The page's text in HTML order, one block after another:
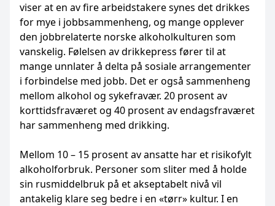
viser at en av fire arbeidstakere synes det drikkes
for mye i jobbsammenheng, og mange opplever
den jobbrelaterte norske alkoholkulturen som
vanskelig. Følelsen av drikkepress fører til at
mange unnlater å delta på sosiale arrangementer
i forbindelse med jobb. Det er også sammenheng
mellom alkohol og sykefravær. 20 prosent av
korttidsfraværet og 40 prosent av endagsfraværet
har sammenheng med drikking.
Mellom 10 – 15 prosent av ansatte har et risikofylt
alkoholforbruk. Personer som sliter med å holde
sin rusmiddelbruk på et akseptabelt nivå vil
antakelig klare seg bedre i en «tørr» kultur. I en